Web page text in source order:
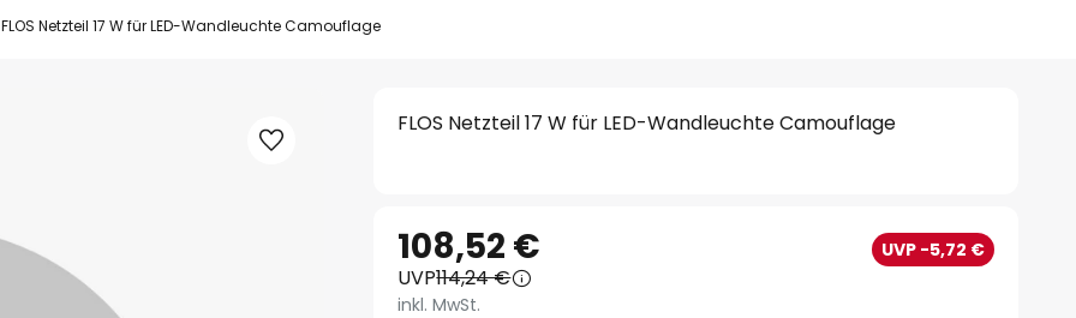
FLOS Netzteil 17 W für LED-Wandleuchte Camouflage
FLOS Netzteil 17 W für LED-Wandleuchte Camouflage
108,52 € UVP -5,72 €
UVP114,24 €
inkl. MwSt.